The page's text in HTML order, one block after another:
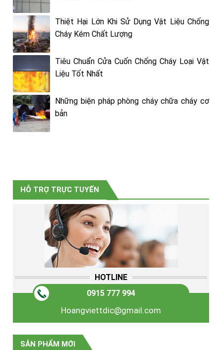
Thiệt Hại Lớn Khi Sử Dụng Vật Liệu Chống
Cháy Kém Chất Lượng
Tiêu Chuẩn Cửa Cuốn Chống Cháy Loại Vật
Liệu Tốt Nhất
Những biện pháp phòng cháy chữa cháy cơ
bản
HỖ TRỢ TRỰC TUYẾN
HOTLINE
0915 777 994
Hoangviettdic@gmail.com
SẢN PHẨM MỚI